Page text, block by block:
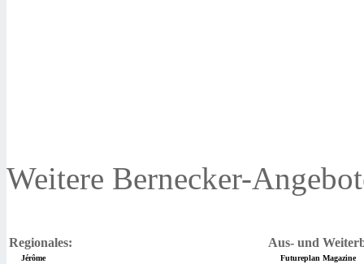
Weitere Bernecker-
Regionales: Aus- und
Jérôme
Futureplan Magazine